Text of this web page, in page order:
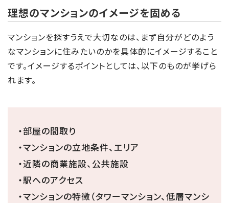
理想のマンションのイメージを固める
マンションを探すうえで大切なのは、まず自分がどのよう
なマンションに住みたいのかを具体的にイメージすること
です。イメージするポイントとしては、以下のものが挙げら
れます。
・部屋の間取り
・マンションの立地条件、エリア
・近隣の商業施設、公共施設
・駅へのアクセス
・マンションの特徴（タワーマンション、低層マンシ